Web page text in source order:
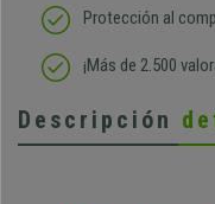
Protección al
¡Más de 2.500
Descripción